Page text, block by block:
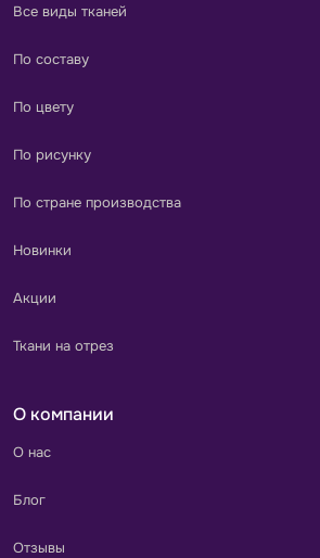
Все виды тканей
По составу
По цвету
По рисунку
По стране производства
Новинки
Акции
Ткани на отрез
О компании
О нас
Блог
Отзывы